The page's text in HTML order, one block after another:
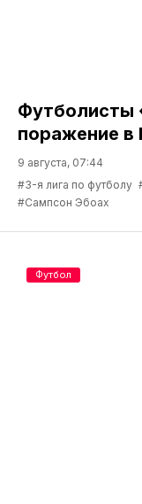
Футболисты
поражение в
9 августа, 07:44
#3-я лига по футболу
#Сампсон Эбоах
Футбол